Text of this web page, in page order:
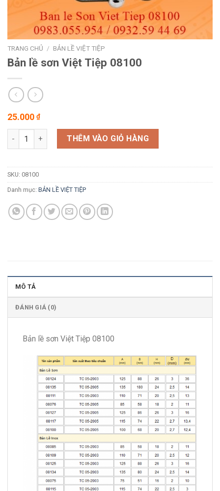
TRANG CHỦ / BẢN LỀ VIỆT TIỆP
Bản lề sơn Việt Tiệp 08100
25.000 ₫
Bản lề sơn Việt Tiệp 08100 số lượng
THÊM VÀO GIỎ HÀNG
SKU: 08100
Danh mục: BẢN LỀ VIỆT TIỆP
MÔ TẢ
ĐÁNH GIÁ (0)
Bản lề sơn Việt Tiệp 08100